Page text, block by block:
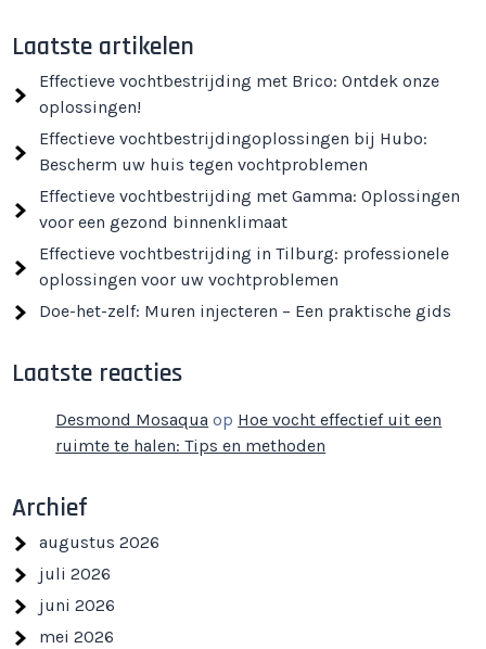
Laatste artikelen
Effectieve vochtbestrijding met Brico: Ontdek onze
oplossingen!
Effectieve vochtbestrijdingoplossingen bij Hubo:
Bescherm uw huis tegen vochtproblemen
Effectieve vochtbestrijding met Gamma: Oplossingen
voor een gezond binnenklimaat
Effectieve vochtbestrijding in Tilburg: professionele
oplossingen voor uw vochtproblemen
Doe-het-zelf: Muren injecteren – Een praktische gids
Laatste reacties
Desmond Mosaqua op Hoe vocht effectief uit een
ruimte te halen: Tips en methoden
Archief
augustus 2026
juli 2026
juni 2026
mei 2026